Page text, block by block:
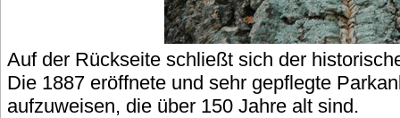
Auf der Rückseite schließt sich der
Die 1887 eröffnete und sehr gepflegte
aufzuweisen, die über 150 Jahre alt sind.